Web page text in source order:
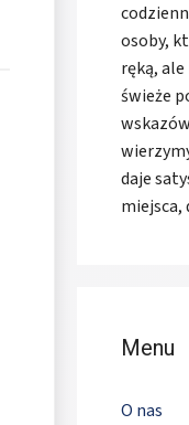
osoby,
ręką,
świeże
daje
miejsca,
Menu
O nas